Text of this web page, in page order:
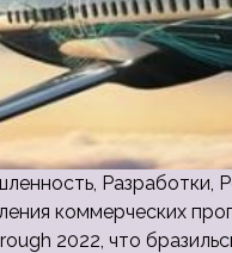
Разработки,
коммерческих
2022, что